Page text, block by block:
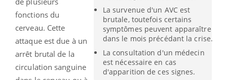
La survenue d'un AVC est
brutale, toutefois certains
symptômes peuvent apparaître
dans le mois précédant la crise.
La consultation d'un médecin
est nécessaire en cas
d'apparition de ces signes.
fonctions du
cerveau. Cette
attaque est due à un
arrêt brutal de la
circulation sanguine